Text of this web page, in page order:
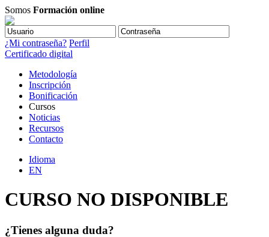
Somos Formación online
¿Mi contraseña? Perfil
Certificado digital
Metodología
Inscripción
Bonificación
Cursos
Noticias
Recursos
Contacto
Idioma
EN
CURSO NO DISPONIBLE
¿Tienes alguna duda?